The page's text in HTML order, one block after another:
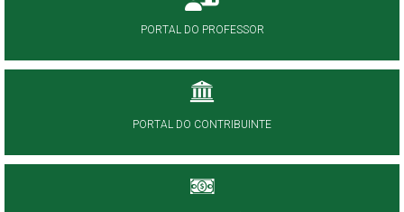
PORTAL DO PROFESSOR
PORTAL DO CONTRIBUINTE